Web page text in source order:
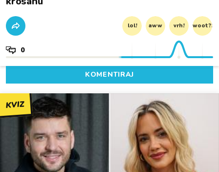
lol! aww vrh! woot?!
0
KOMENTIRAJ
KVIZ